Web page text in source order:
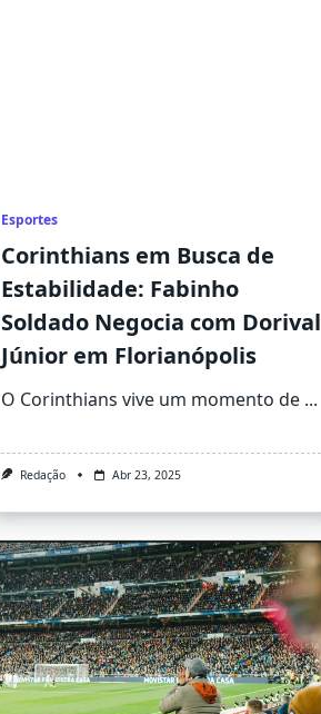
Esportes
Corinthians em Busca de
Estabilidade: Fabinho
Soldado Negocia com Dorival
Júnior em Florianópolis
O Corinthians vive um momento de ...
Redação Abr 23, 2025